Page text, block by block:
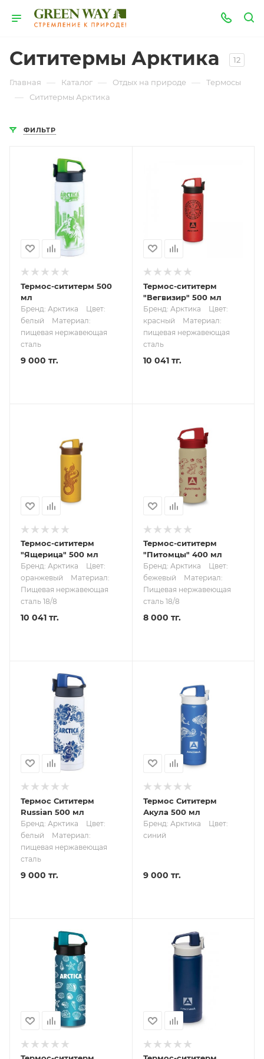
Сититермы Арктика 12
Главная — Каталог — Отдых на природе — Термосы
— Сититермы Арктика
ФИЛЬТР
Термос-сититерм 500
мл
Бренд: Арктика
Цвет:
белый
Материал:
пищевая нержавеющая
сталь
9 000 тг.
Термос-сититерм
"Вегвизир" 500 мл
Бренд: Арктика
Цвет:
красный
Материал:
пищевая нержавеющая
сталь
10 041 тг.
Термос-сититерм
"Ящерица" 500 мл
Бренд: Арктика
Цвет:
оранжевый
Материал:
Пищевая нержавеющая
сталь 18/8
10 041 тг.
Термос-сититерм
"Питомцы" 400 мл
Бренд: Арктика
Цвет:
бежевый
Материал:
Пищевая нержавеющая
сталь 18/8
8 000 тг.
Термос Сититерм
Russian 500 мл
Бренд: Арктика
Цвет:
белый
Материал:
пищевая нержавеющая
сталь
9 000 тг.
Термос Сититерм
Акула 500 мл
Бренд: Арктика
Цвет:
синий
9 000 тг.